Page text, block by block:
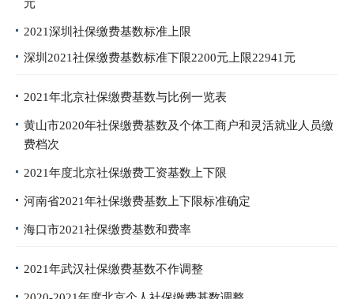
元
2021深圳社保缴费基数标准上限
深圳2021社保缴费基数标准下限2200元上限22941元
2021年北京社保缴费基数与比例一览表
黄山市2020年社保缴费基数及个体工商户和灵活就业人员缴
费档次
2021年度北京社保缴费工资基数上下限
河南省2021年社保缴费基数上下限标准确定
海口市2021社保缴费基数和费率
2021年武汉社保缴费基数不作调整